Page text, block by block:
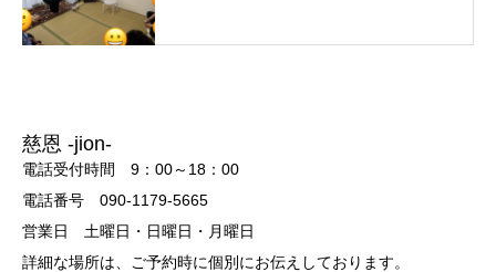
慈恩 -jion-
電話受付時間 9：00～18：00
電話番号 090-1179-5665
営業日 土曜日・日曜日・月曜日
詳細な場所は、ご予約時に個別にお伝えしております。